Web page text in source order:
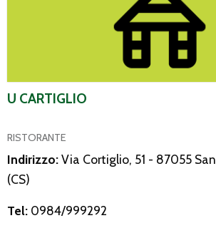
U CARTIGLIO
RISTORANTE
Indirizzo:Via Cortiglio, 51 - 87055
(CS)
Tel: 0984/999292